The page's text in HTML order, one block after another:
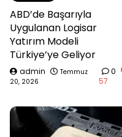
ABD’de Başarıyla
Uygulanan Logisar
Yatırım Modeli
Türkiye’ye Geliyor
admin
Temmuz
20, 2026
0
57